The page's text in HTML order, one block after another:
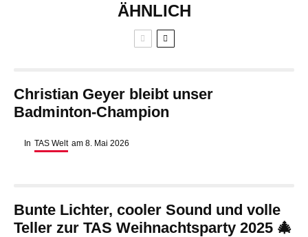
ÄHNLICH
Christian Geyer bleibt unser
Badminton-Champion
In TAS Welt am 8. Mai 2026
Bunte Lichter, cooler Sound und volle
Teller zur TAS Weihnachtsparty 2025 🎄